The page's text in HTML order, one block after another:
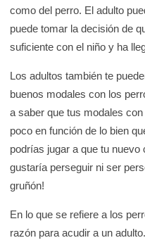
como del perro. El adulto
puede tomar la decisión de
suficiente con el niño y ha
Los adultos también te
buenos modales con los
a saber que tus modales
poco en función de lo bien
podrías jugar a que tu nuevo
gustaría perseguir ni ser
gruñón!
En lo que se refiere a los
razón para acudir a un